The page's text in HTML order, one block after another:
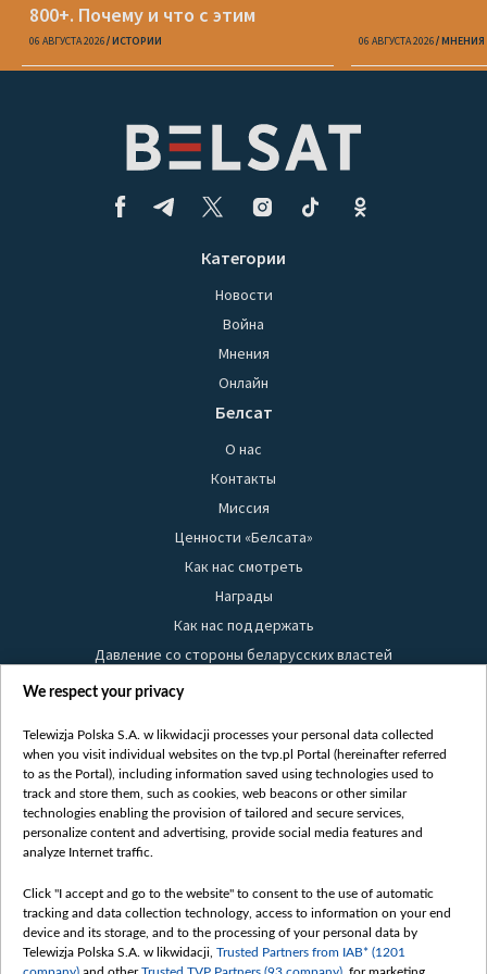
800+. Почему и что с этим
делать?
06 АВГУСТА 2026 ИСТОРИИ 06 АВГУСТА 2026 МНЕНИЯ
Категории
Новости
Война
Мнения
Онлайн
Белсат
О нас
Контакты
Миссия
Ценности «Белсата»
Как нас смотреть
Награды
Как нас поддержать
Давление со стороны беларусских властей
Правила использования материалов
Безопасность
Youtube
Белсат news
Белсат Life
Belsat English
Biełsat PL
Белсат Now
We respect your privacy
Telewizja Polska S.A. w likwidacji processes your personal data collected
when you visit individual websites on the tvp.pl Portal (hereinafter referred
to as the Portal), including information saved using technologies used to
track and store them, such as cookies, web beacons or other similar
technologies enabling the provision of tailored and secure services,
personalize content and advertising, provide social media features and
analyze Internet traffic.
Click "I accept and go to the website" to consent to the use of automatic
tracking and data collection technology, access to information on your end
device and its storage, and to the processing of your personal data by
Telewizja Polska S.A. w likwidacji, Trusted Partners from IAB* (1201